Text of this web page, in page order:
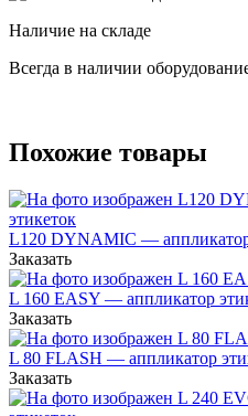
Наличие на складе
Всегда в наличии
Похожие товары
L120 DYNAMIC — аппликатор
Заказать
L 160 EASY — аппликатор
Заказать
L 80 FLASH — аппликатор
Заказать